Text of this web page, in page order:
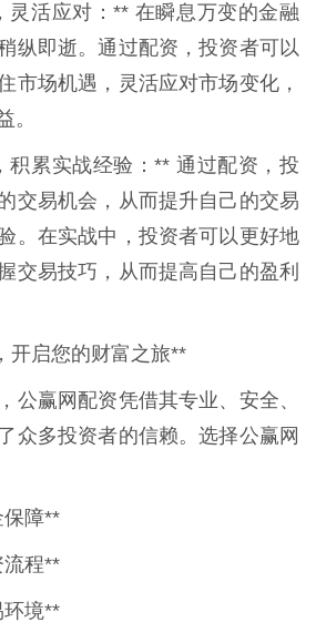
灵活应对：** 在瞬息万变的金融
纵即逝。通过配资，投资者可以
市场机遇，灵活应对市场变化，
。
积累实战经验：** 通过配资，投
交易机会，从而提升自己的交易
。在实战中，投资者可以更好地
交易技巧，从而提高自己的盈利
开启您的财富之旅**
公赢网配资凭借其专业、安全、
众多投资者的信赖。选择公赢网
障**
程**
境**